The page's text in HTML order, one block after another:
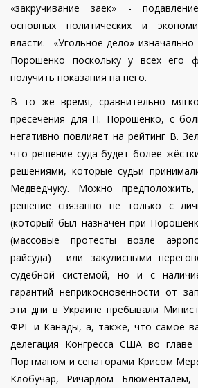
«закручивание заек» -
основных политических и
власти. «Угольное дело»
Порошенко поскольку у всех его
получить показания на него.
В то же время, сравнительно
пресечения для П. Порошенко, с
негативно повлияет на рейтинг В.
что решение суда будет более
решениями, которые судьи
Медведчуку. Можно
решение связанно не только с
(который был назначен при
(массовые протесты возле
райсуда) или закулисными
судебной системой, но и с
гарантий неприкосновенности от
эти дни в Украине пребывали
ФРГ и Канады, а, также, что самое
делегация Конгресса США во
Портманом и сенаторами Крисом
Клобучар, Ричардом